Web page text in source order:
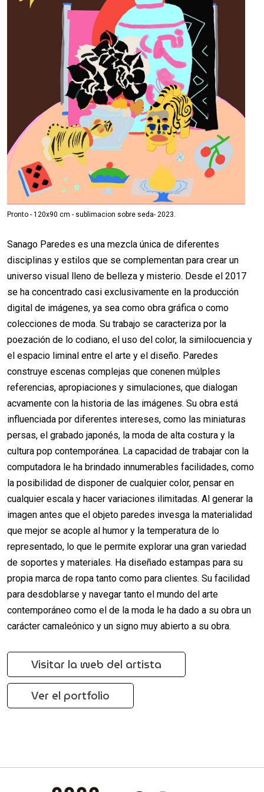
Pronto - 120x90 cm - sublimacion sobre seda- 2023.
Sanago Paredes es una mezcla única de diferentes
disciplinas y estilos que se complementan para crear un
universo visual lleno de belleza y misterio. Desde el 2017
se ha concentrado casi exclusivamente en la producción
digital de imágenes, ya sea como obra gráfica o como
colecciones de moda. Su trabajo se caracteriza por la
poezación de lo codiano, el uso del color, la similocuencia y
el espacio liminal entre el arte y el diseño. Paredes
construye escenas complejas que conenen múlples
referencias, apropiaciones y simulaciones, que dialogan
acvamente con la historia de las imágenes. Su obra está
influenciada por diferentes intereses, como las miniaturas
persas, el grabado japonés, la moda de alta costura y la
cultura pop contemporánea. La capacidad de trabajar con la
computadora le ha brindado innumerables facilidades, como
la posibilidad de disponer de cualquier color, pensar en
cualquier escala y hacer variaciones ilimitadas. Al generar la
imagen antes que el objeto paredes invesga la materialidad
que mejor se acople al humor y la temperatura de lo
representado, lo que le permite explorar una gran variedad
de soportes y materiales. Ha diseñado estampas para su
propia marca de ropa tanto como para clientes. Su facilidad
para desdoblarse y navegar tanto el mundo del arte
contemporáneo como el de la moda le ha dado a su obra un
carácter camaleónico y un signo muy abierto a su obra.
Visitar la web del artista
Ver el portfolio